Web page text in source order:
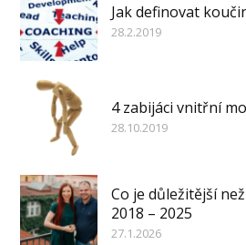
Jak definovat
28.2.2019
4 zabijáci vnitřní
28.10.2019
Co je důležitější
2018 – 2025
27.1.2026